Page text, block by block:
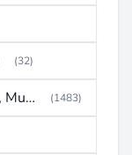
(32)
Copiadoras (Fotocopiadoras, Multifunctions, Ploter, etc) (1483)